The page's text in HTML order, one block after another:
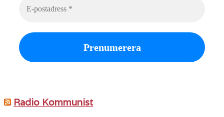
Radio Kommunist